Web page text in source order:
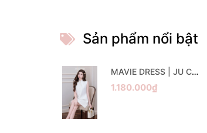
Sản phẩm nổi bật
MAVIE DRESS | JU CLOTHING
1.180.000₫